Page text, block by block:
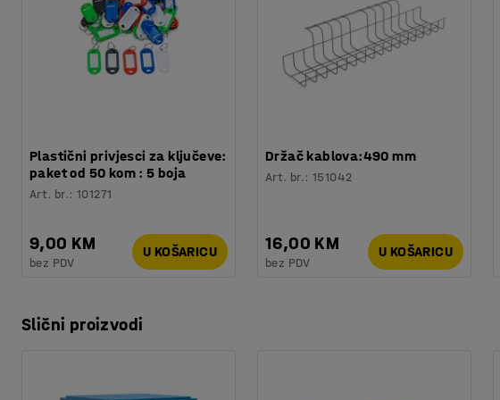
82,01 kg
Plastični privjesci za ključeve:
paket od 50 kom : 5 boja
Art. br.:101271
9,00 KM
bez PDV
U KOŠARICU
Držač kablova:490 mm
Art. br.:151042
16,00 KM
bez PDV
U KOŠARICU
Slični proizvodi